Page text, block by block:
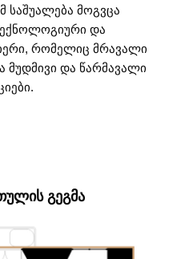
საშუალება მოგვცა
და
რომელიც მრავალი
მუდმივი და წარმავალი
ᲒᲔᲒᲛᲐ